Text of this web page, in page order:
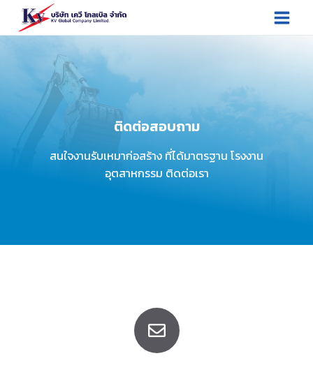
ติดต่อสอบถาม
สนใจงานรับเหมาก่อสร้าง ที่ได้มาตรฐาน โรงงาน
อุตสาหกรรม ติดต่อเรา